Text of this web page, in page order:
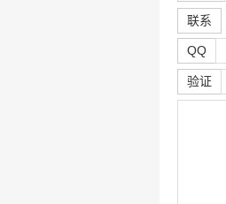
联系
QQ
验证